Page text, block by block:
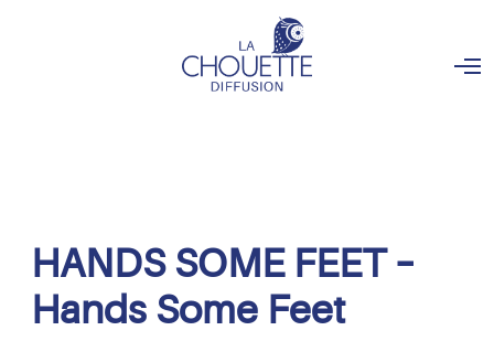
O
HANDS SOME FEET –
Hands Some Feet